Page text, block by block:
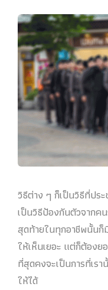
วิธีต่าง ๆ ก็เป็นวิธีที่ปร
เป็นวิธีป้องกันตัวจากค
สุดท้ายในทุกอาชีพนั้น
ให้เห็นเยอะ แต่ก็ต้องย
ที่สุดคงจะเป็นการที่เร
ให้ได้